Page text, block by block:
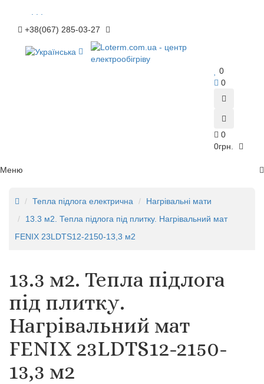
+38(067) 285-03-27
0
0
0
0грн.
Меню
Тепла підлога електрична
Нагрівальні мати
13.3 м2. Тепла підлога під плитку. Нагрівальний мат
FENIX 23LDTS12-2150-13,3 м2
13.3 м2. Тепла підлога
під плитку.
Нагрівальний мат
FENIX 23LDTS12-2150-
13,3 м2